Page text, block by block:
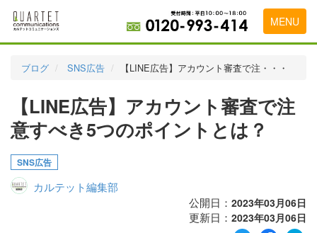
MENU
実績・お客様の声
初めて導入をお考えの方
代理店の乗り換えをお考えの方
ブログ SNS広告 【LINE広告】アカウント審査で注・・・
【LINE広告】アカウント審査で注
意すべき5つのポイントとは？
SNS広告
カルテット編集部
公開日： 2023年03月06日
更新日： 2023年03月06日